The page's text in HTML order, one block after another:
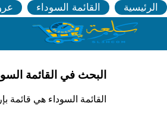
الرئيسية القائمة السوداء
البحث في القائمة
القائمة السوداء هي